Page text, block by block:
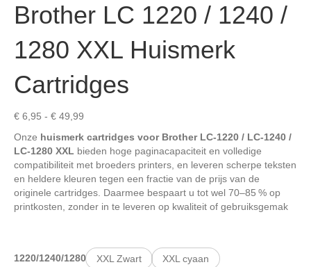
Brother LC 1220 / 1240 /
1280 XXL Huismerk
Cartridges
€ 6,95 - € 49,99
tot
€ 49,99
Onze huismerk cartridges voor Brother LC‑1220 / LC‑1240 /
LC‑1280 XXL bieden hoge paginacapaciteit en volledige
compatibiliteit met broeders printers, en leveren scherpe teksten
en heldere kleuren tegen een fractie van de prijs van de
originele cartridges. Daarmee bespaart u tot wel 70–85 % op
printkosten, zonder in te leveren op kwaliteit of gebruiksgemak
1220/1240/1280
XXL Zwart
XXL cyaan